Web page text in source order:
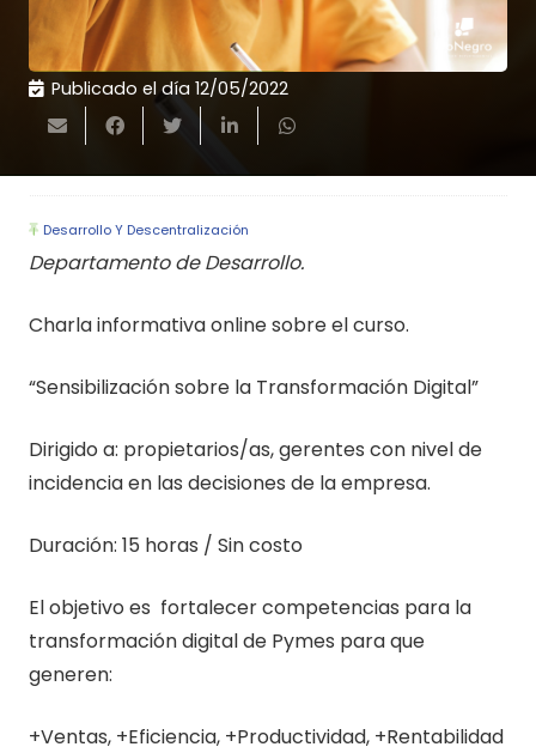
Publicado el día 12/05/2022
Desarrollo Y Descentralización
Departamento de Desarrollo.
Charla informativa online sobre el curso.
“Sensibilización sobre la Transformación Digital”
Dirigido a: propietarios/as, gerentes con nivel de
incidencia en las decisiones de la empresa.
Duración: 15 horas / Sin costo
El objetivo es fortalecer competencias para la
transformación digital de Pymes para que
generen:
+Ventas, +Eficiencia, +Productividad, +Rentabilidad